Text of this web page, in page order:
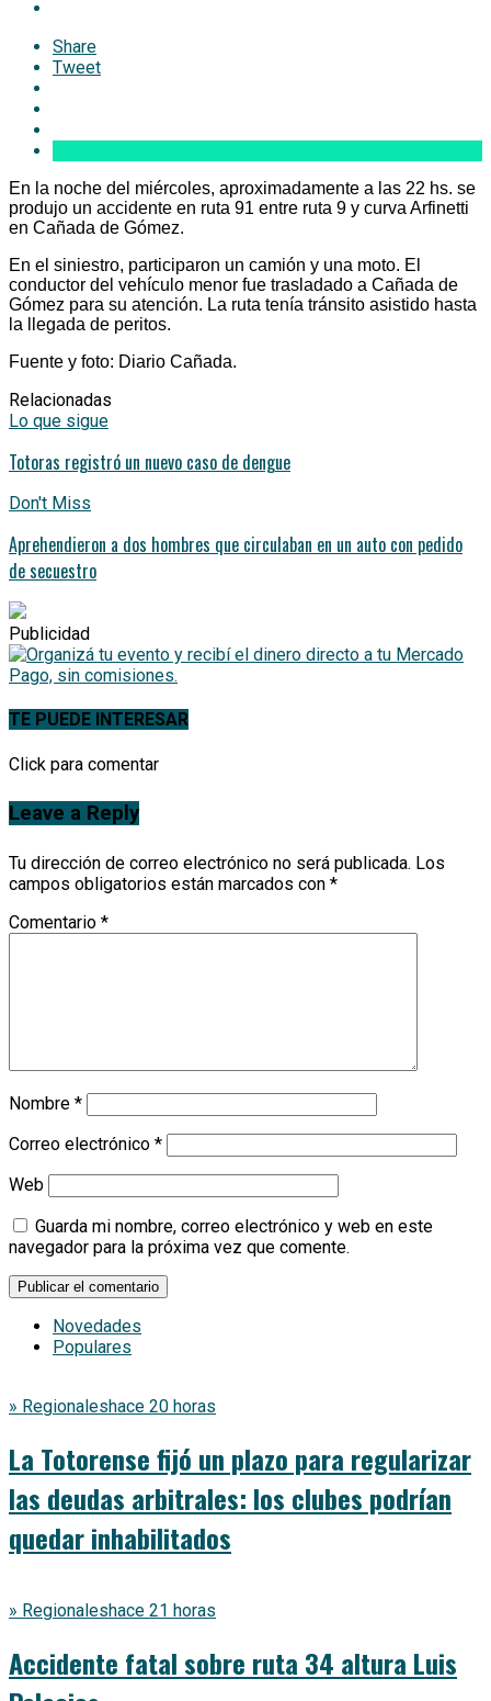
Share
Tweet
En la noche del miércoles, aproximadamente a las 22 hs. se
produjo un accidente en ruta 91 entre ruta 9 y curva Arfinetti
en Cañada de Gómez.
En el siniestro, participaron un camión y una moto. El
conductor del vehículo menor fue trasladado a Cañada de
Gómez para su atención. La ruta tenía tránsito asistido hasta
la llegada de peritos.
Fuente y foto: Diario Cañada.
Relacionadas
Lo que sigue
Totoras registró un nuevo caso de dengue
Don't Miss
Aprehendieron a dos hombres que circulaban en un auto con pedido
de secuestro
Publicidad
TE PUEDE INTERESAR
Click para comentar
Leave a Reply
Tu dirección de correo electrónico no será publicada. Los
campos obligatorios están marcados con *
Comentario *
Nombre *
Correo electrónico *
Web
Guarda mi nombre, correo electrónico y web en este
navegador para la próxima vez que comente.
Novedades
Populares
» Regionaleshace 20 horas
La Totorense fijó un plazo para regularizar
las deudas arbitrales: los clubes podrían
quedar inhabilitados
» Regionaleshace 21 horas
Accidente fatal sobre ruta 34 altura Luis